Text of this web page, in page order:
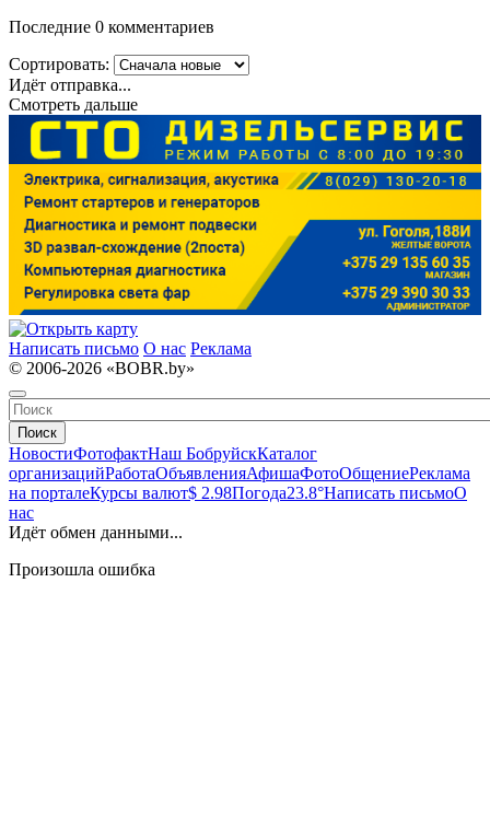
Последние 0 комментариев
Сортировать:
Идёт отправка...
Смотреть дальше
Написать письмо О нас Реклама
© 2006-2026 «BOBR.by»
Поиск
НовостиФотофактНаш БобруйскКаталог
организацийРаботаОбъявленияАфишаФотоОбщениеРеклама
на порталеКурсы валют$ 2.98Погода23.8°Написать письмоО
нас
Идёт обмен данными...
Произошла ошибка